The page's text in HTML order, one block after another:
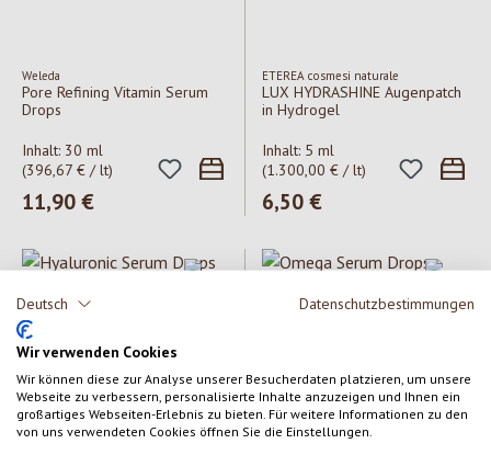
Deutsch Datenschutzbestimmungen
Wir verwenden Cookies
Wir können diese zur Analyse unserer Besucherdaten platzieren, um unsere
Webseite zu verbessern, personalisierte Inhalte anzuzeigen und Ihnen ein
großartiges Webseiten-Erlebnis zu bieten. Für weitere Informationen zu den
von uns verwendeten Cookies öffnen Sie die Einstellungen.
Weleda
Pore Refining Vitamin Serum
Drops
Inhalt: 30 ml
(396,67 € / lt)
Regulärer Preis:
11,90 €
ETEREA cosmesi naturale
LUX HYDRASHINE Augenpatch
in Hydrogel
Inhalt: 5 ml
(1.300,00 € / lt)
Regulärer Preis:
6,50 €
Weleda Weleda
Omega Serum Drops